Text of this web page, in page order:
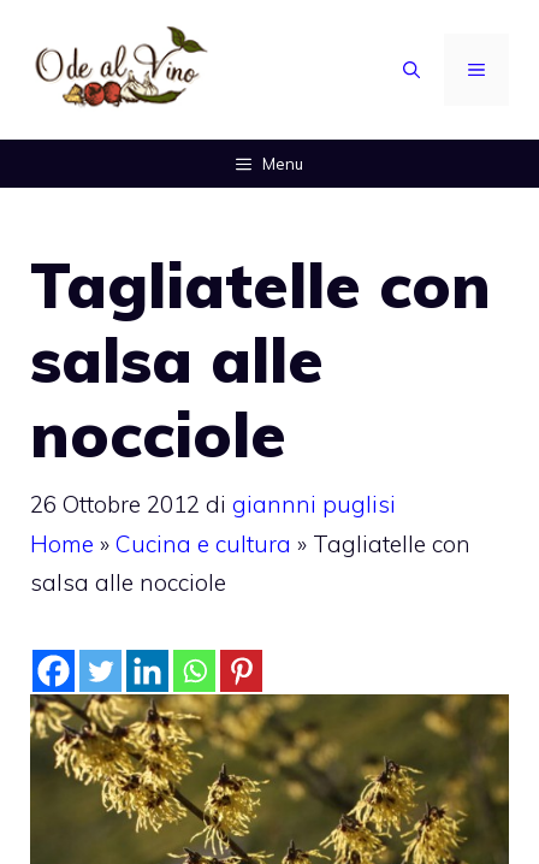
contenuto
MENU
Menu
Tagliatelle con
salsa alle
nocciole
26 Ottobre 2012 di giannni puglisi
Home » Cucina e cultura » Tagliatelle con
salsa alle nocciole